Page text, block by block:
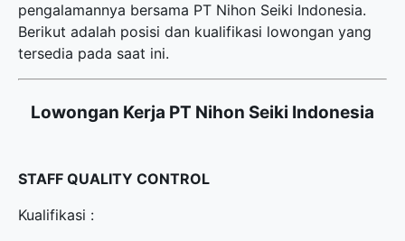
pengalamannya bersama PT Nihon Seiki Indonesia.
Berikut adalah posisi dan kualifikasi lowongan yang
tersedia pada saat ini.
Lowongan Kerja PT Nihon Seiki Indonesia
STAFF QUALITY CONTROL
Kualifikasi :